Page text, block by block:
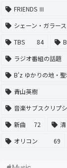
FRIENDS Ⅲ
シェーン・ガラー
TBS
84
ラジオ番組の話題
B'z ゆかりの地・
青山英樹
音楽サブスクリプ
新曲
72 清
オリコン
69